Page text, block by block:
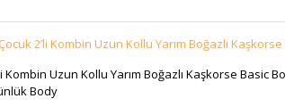
2’li Kombin Uzun Kollu Yarım Boğazlı